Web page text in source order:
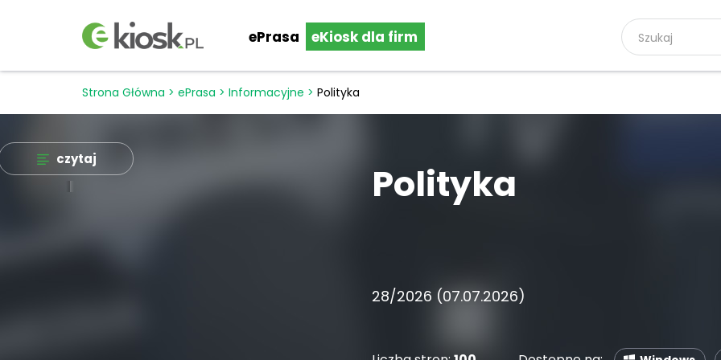
ePrasa eKiosk dla firm
Strona Główna > ePrasa > Informacyjne > Polityka
czytaj
Polityka
28/2026 (07.07.2026)